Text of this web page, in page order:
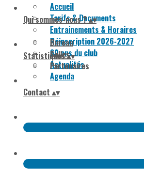
Accueil
Tarifs & Documents
Entrainements & Horaires
Réinscription 2026-2027
60 ans du club
Actualités
Agenda
Qui sommes-nous ?▴▾
Bureau
Salles
Partenaires
Statistiques▴▾
Contact ▴▾